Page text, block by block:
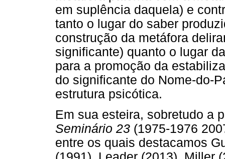
em suplência daquela) e
tanto o lugar do saber
construção da metáfora
significante) quanto o lugar
para a promoção da
do significante do Nome-do-
estrutura psicótica.
Em sua esteira, sobretudo a
Seminário 23 (1975-1976
entre os quais destacamos